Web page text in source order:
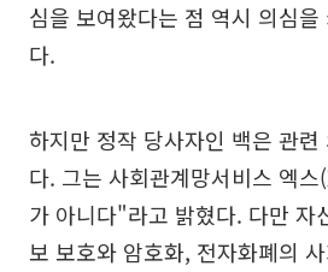
심을 보여왔다는 점 역시 의심
다.
하지만 정작 당사자인 백은 관
다. 그는 사회관계망서비스 엑
가 아니다"라고 밝혔다. 다만 자
보 보호와 암호화, 전자화폐의